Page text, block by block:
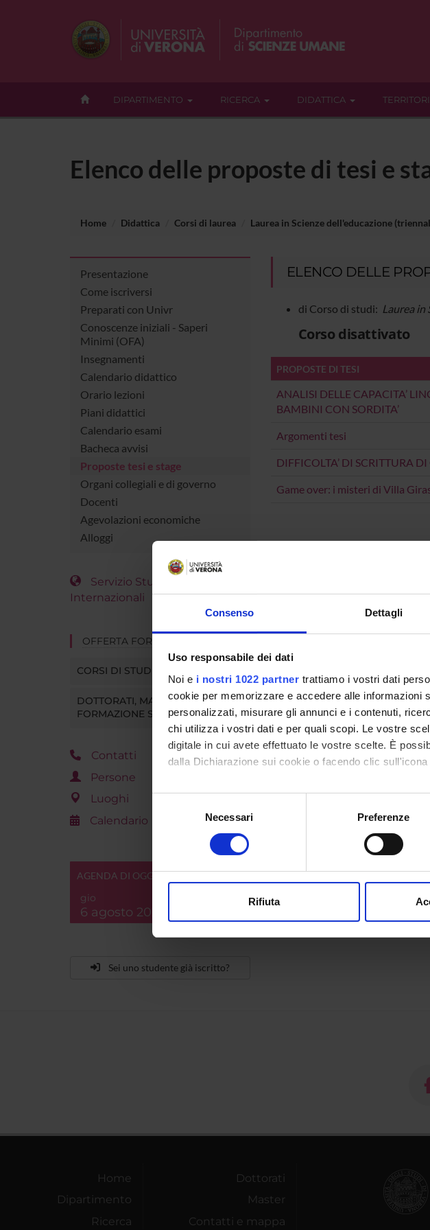
Consenso Dettagli
Uso responsabile dei dati
Noi e i nostri 1022 partner trattiamo i vostri dati
cookie per memorizzare e accedere alle informazioni
personalizzati, misurare gli annunci e i contenuti,
chi utilizza i vostri dati e per quali scopi. Le vostre
digitale in cui avete effettuato le vostre scelte. È
dalla Dichiarazione sui cookie o facendo clic
Con il tuo consenso, vorremmo anche:
raccogliere informazioni sulla tua posizione
digitali).
modificare o ritirare il tuo consenso in qualsiasi
che hanno raccolto dal tuo utilizzo dei loro servizi.
Necessari Preferenze
Rifiuta
DIPARTIMENTO RICERCA DIDATTICA
Elenco delle proposte di tesi e
Home Didattica Corsi di laurea Laurea in Scienze dell'educazione
Presentazione
Come iscriversi
Preparati con Univr
Conoscenze iniziali - Saperi
Minimi (OFA)
Insegnamenti
Calendario didattico
Orario lezioni
Piani didattici
Calendario esami
Bacheca avvisi
Proposte tesi e stage
Organi collegiali e di governo
Docenti
Agevolazioni economiche
Alloggi
Servizio Studenti
Internazionali
OFFERTA FORMATIVA
CORSI DI STUDIO
DOTTORATI, MASTER E
FORMAZIONE SUPERIORE
Contatti
Persone
Luoghi
Calendario
AGENDA DI OGGI
gio
6 agosto 2026
Sei uno studente già iscritto?
ELENCO DELLE
di Corso di studi: Laurea
Corso disattivato
PROPOSTE DI TESI
ANALISI DELLE CAPACITA’
BAMBINI CON SORDITA’
Argomenti tesi
DIFFICOLTA’ DI SCRITTURA
Game over: i misteri di Villa
Home
Dipartimento
Ricerca
Dottorati
Master
Contatti e mappa